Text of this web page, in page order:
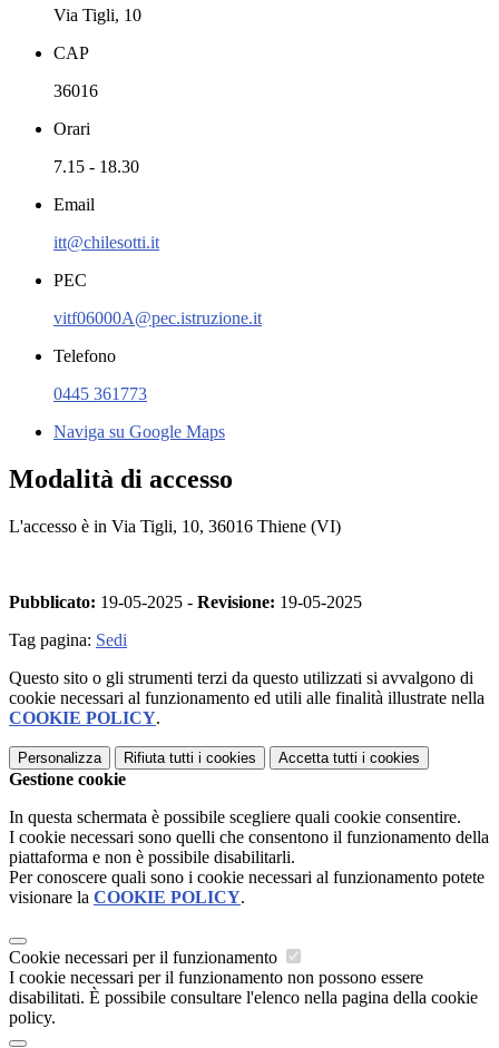
Via Tigli, 10
CAP
36016
Orari
7.15 - 18.30
Email
itt@chilesotti.it
PEC
vitf06000A@pec.istruzione.it
Telefono
0445 361773
Naviga su Google Maps
Modalità di accesso
L'accesso è in Via Tigli, 10, 36016 Thiene (VI)
Pubblicato: 19-05-2025 - Revisione: 19-05-2025
Tag pagina: Sedi
Questo sito o gli strumenti terzi da questo utilizzati si avvalgono di
cookie necessari al funzionamento ed utili alle finalità illustrate nella
COOKIE POLICY.
Personalizza Rifiuta tutti i cookies Accetta tutti i cookies
Gestione cookie
In questa schermata è possibile scegliere quali cookie consentire.
I cookie necessari sono quelli che consentono il funzionamento della
piattaforma e non è possibile disabilitarli.
Per conoscere quali sono i cookie necessari al funzionamento potete
visionare la COOKIE POLICY.
Cookie necessari per il funzionamento
I cookie necessari per il funzionamento non possono essere
disabilitati. È possibile consultare l'elenco nella pagina della cookie
policy.